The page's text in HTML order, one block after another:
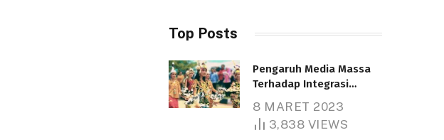
Top Posts
Pengaruh Media Massa
Terhadap Integrasi
8 MARET 2023
3,838 VIEWS